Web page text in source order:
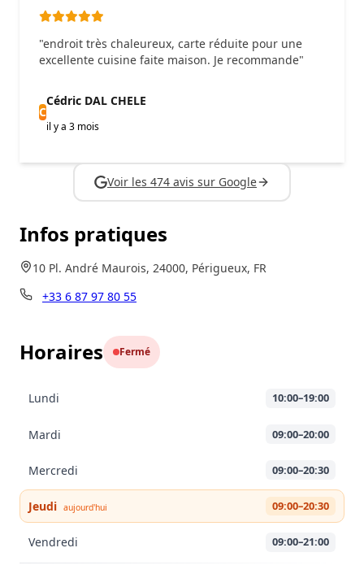
"endroit très chaleureux, carte réduite pour une
excellente cuisine faite maison. Je recommande"
C
Cédric DAL CHELE
il y a 3 mois
Voir les 474 avis sur Google
Infos pratiques
10 Pl. André Maurois, 24000, Périgueux, FR
+33 6 87 97 80 55
Horaires Fermé
Lundi 10:00–19:00
Mardi 09:00–20:00
Mercredi 09:00–20:30
Jeudi aujourd'hui 09:00–20:30
Vendredi 09:00–21:00